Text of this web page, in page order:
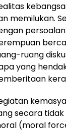
memilukan.
ruang
yang
secara
(moral